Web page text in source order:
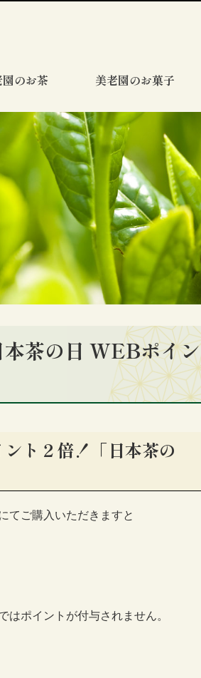
のお茶 美老園のお菓子
本茶の日 WEBポイン
ト２倍！「日本茶の
てご購入いただきますと
ポイントが付与されません。